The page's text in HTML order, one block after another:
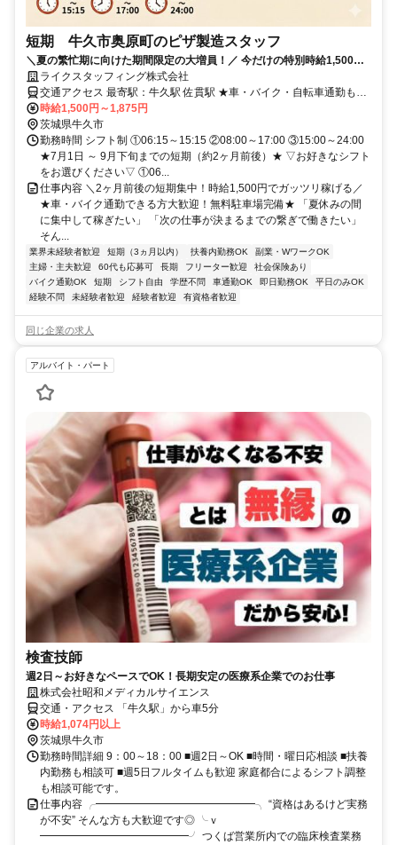
短期 牛久市奥原町のピザ製造スタッフ
＼夏の繁忙期に向けた期間限定の大増員！／ 今だけの特別時給1,500
円！ピザ工場でのシンプル作業♪ ★車・バイク通勤できる方大歓迎！無
料駐車場完備★
ライクスタッフィング株式会社
交通アクセス 最寄駅：牛久駅 佐貫駅 ★車・バイク・自転車通勤もOK
★無料駐車場完備！
時給1,500円～1,875円
茨城県牛久市
勤務時間 シフト制 ①06:15～15:15 ②08:00～17:00 ③15:00～24:00
★7月1日 ～ 9月下旬までの短期（約2ヶ月前後）★ ▽お好きなシフト
をお選びください▽ ①06...
仕事内容 ＼2ヶ月前後の短期集中！時給1,500円でガッツリ稼げる／
★車・バイク通勤できる方大歓迎！無料駐車場完備★ 「夏休みの間
に集中して稼ぎたい」 「次の仕事が決まるまでの繋ぎで働きたい」
そん...
業界未経験者歓迎 短期（3ヵ月以内） 扶養内勤務OK
副業・WワークOK
主婦・主夫歓迎
60代も応募可 長期 フリーター歓迎
社会保険あり
バイク通勤OK
短期 シフト自由 学歴不問 車通勤OK 即日勤務OK
平日のみOK
経験不問
未経験者歓迎 経験者歓迎 有資格者歓迎
同じ企業の求人
アルバイト・パート
検査技師
週2日～お好きなペースでOK！長期安定の医療系企業でのお仕事
株式会社昭和メディカルサイエンス
交通・アクセス 「牛久駅」から車5分
時給1,074円以上
茨城県牛久市
勤務時間詳細 9：00～18：00 ■週2日～OK ■時間・曜日応相談 ■扶養
内勤務も相談可 ■週5日フルタイムも歓迎 家庭都合によるシフト調整
も相談可能です。
仕事内容 ╭━━━━━━━━━━━━━━━╮ “資格はあるけど実務
が不安” そんな方も大歓迎です◎ ╰ｖ
━━━━━━━━━━━━━━╯ つくば営業所内での臨床検査業務